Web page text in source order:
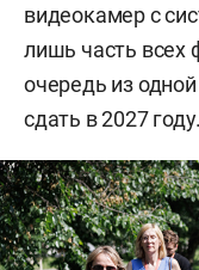
видеокамер с
лишь часть всех
очередь из
сдать в 2027 году.